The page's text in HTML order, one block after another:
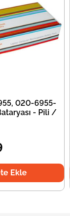
020-6955-
- Pili /
Ekle